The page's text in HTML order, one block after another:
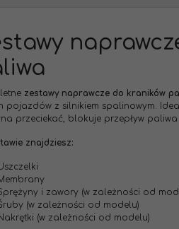
zestawy naprawcze do kraników
pojazdów z silnikiem spalinowym.
przeciekać, blokuje przepływ
znajdziesz:
i zawory (w zależności od
(w zależności od modelu)
(w zależności od modelu)